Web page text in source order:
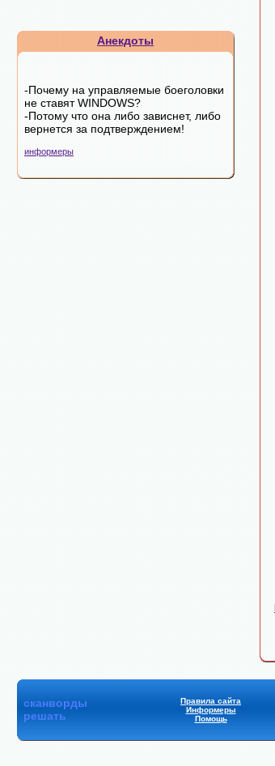
Анекдоты
-Почему на управляемые боеголовки
не ставят WINDOWS?
-Потому что она либо зависнет, либо
вернется за подтверждением!
информеры
сканворды
решать
Правила сайта
Информеры
Помощь